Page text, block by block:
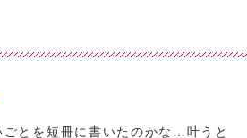
とを短冊に書いたのかな…叶うと